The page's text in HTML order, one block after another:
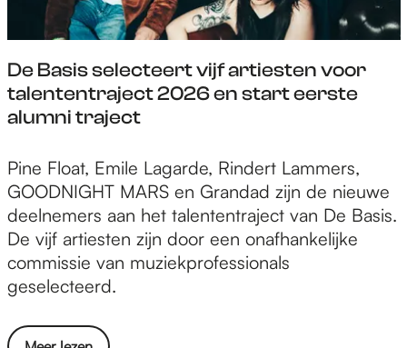
s
o
O
M
O
.
s
k
u
n
t
h
e
t
m
e
d
t
r
S
h
h
e
e
n
i
s
u
De Basis selecteert vijf artiesten voor
talententraject 2026 en start eerste
alumni traject
D
e
B
a
s
i
s
Pine Float, Emile Lagarde, Rindert Lammers,
GOODNIGHT MARS en Grandad zijn de nieuwe
deelnemers aan het talententraject van De Basis.
De vijf artiesten zijn door een onafhankelijke
commissie van muziekprofessionals
geselecteerd.